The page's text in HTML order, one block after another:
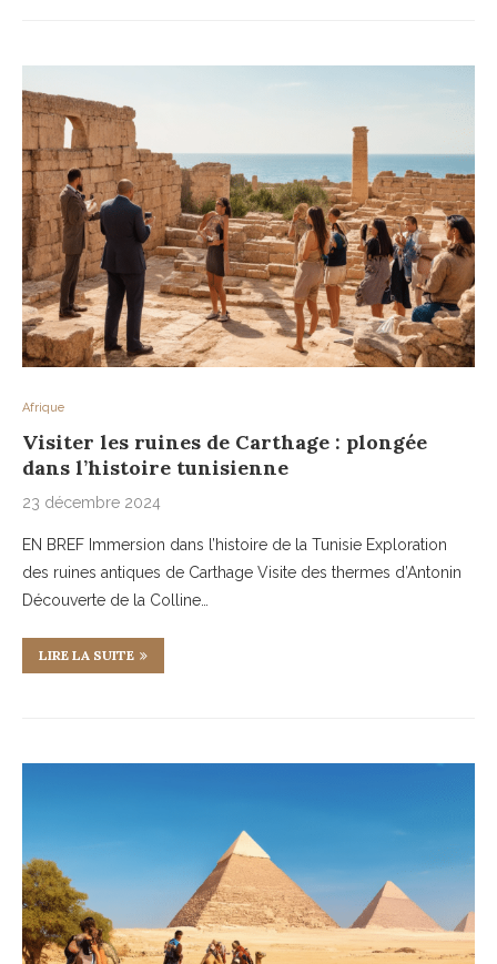
Afrique
Visiter les ruines de Carthage : plongée
dans l’histoire tunisienne
23 décembre 2024
EN BREF Immersion dans l’histoire de la Tunisie Exploration
des ruines antiques de Carthage Visite des thermes d’Antonin
Découverte de la Colline…
LIRE LA SUITE